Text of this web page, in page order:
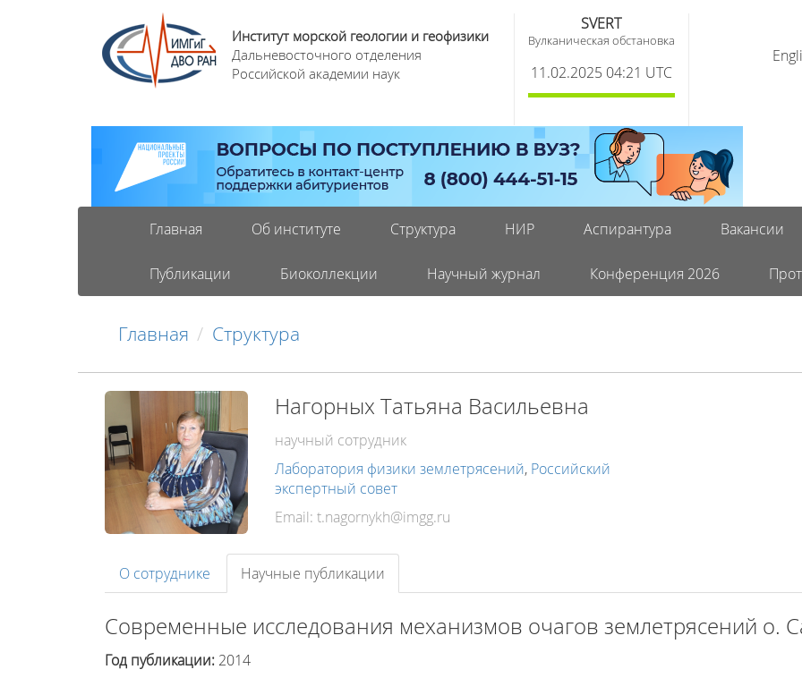
Институт морской геологии и геофизики
Дальневосточного отделения
Российской академии наук
SVERT
Вулканическая обстановка
11.02.2025 04:21 UTC
Главная Об институте Структура НИР Аспирантура Вакансии
Публикации Биоколлекции Научный журнал Конференция 2026
Главная Структура
Нагорных Татьяна Васильевна
научный сотрудник
Лаборатория физики землетрясений, Российский
экспертный совет
Email:
О сотруднике Научные публикации
Современные исследования механизмов очагов землетрясений о.
Год публикации: 2014